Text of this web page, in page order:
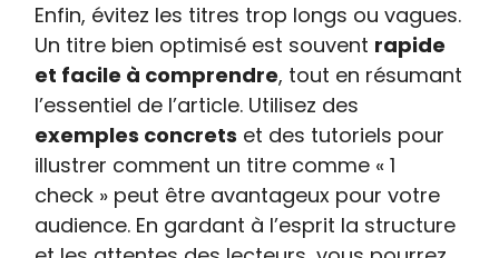
Enfin, évitez les titres trop longs ou vagues.
Un titre bien optimisé est souvent rapide
et facile à comprendre, tout en résumant
l’essentiel de l’article. Utilisez des
exemples concrets et des tutoriels pour
illustrer comment un titre comme « 1
check » peut être avantageux pour votre
audience. En gardant à l’esprit la structure